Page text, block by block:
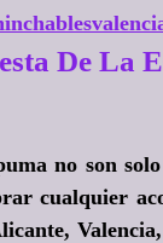
De La
no son
cualquier